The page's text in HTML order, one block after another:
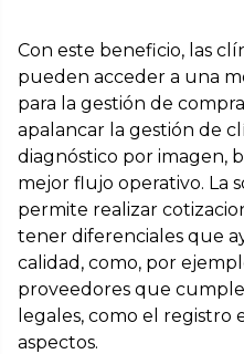
Con este beneficio, las
pueden acceder a una
para la gestión de
apalancar la gestión de
diagnóstico por imagen,
mejor flujo operativo. La
permite realizar
tener diferenciales que
calidad, como, por
proveedores que
legales, como el registro
aspectos.